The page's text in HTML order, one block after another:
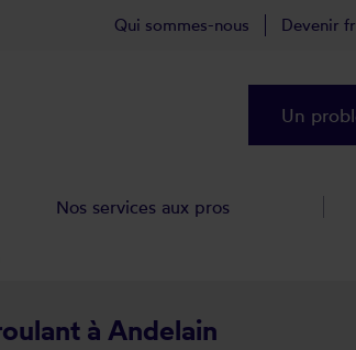
à Andelain
Qui sommes-nous Devenir
Un
Nos services aux pros